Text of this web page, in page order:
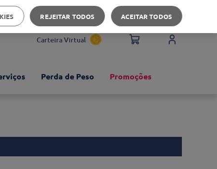
Apoio ao cliente
Carteira Virtual
Perda de Peso Promoções
REJEITAR TODOS ACEITAR TODOS